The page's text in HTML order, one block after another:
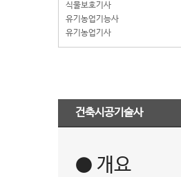
식물보호기사
유기농업기능사
유기농업기사
건축시공기술사
● 개요